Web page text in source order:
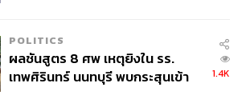
POLITICS
ผลชันสูตร 8 ศพ เหตุยิงใน รร.
เทพศิรินทร์ นนทบุรี พบกระสุนเข้า
1.4K